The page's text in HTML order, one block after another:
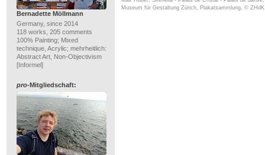
Bernadette Möllmann
Germany, since 2014
118 works, 205 comments
100% Painting; Mixed
technique, Acrylic; mehrheitlich:
Abstract Art, Non-Objectivism
[Informel]
pro-Mitgliedschaft:
Museum für Gestaltung Zürich, Plakatsammlung, © ZHdK